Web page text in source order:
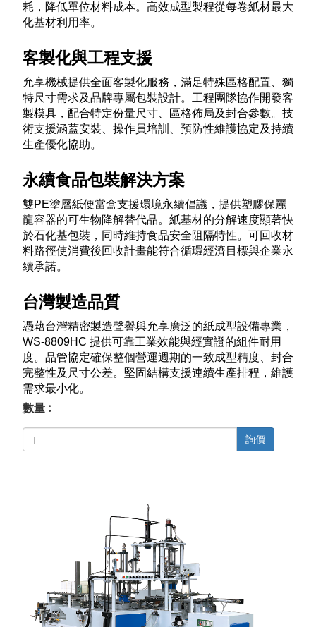
耗，降低單位材料成本。高效成型製程從每卷紙材最大
化基材利用率。​
客製化與工程支援
允享機械提供全面客製化服務，滿足特殊區格配置、獨
特尺寸需求及品牌專屬包裝設計。工程團隊協作開發客
製模具，配合特定份量尺寸、區格佈局及封合參數。技
術支援涵蓋安裝、操作員培訓、預防性維護協定及持續
生產優化協助。​
永續食品包裝解決方案
雙PE塗層紙便當盒支援環境永續倡議，提供塑膠保麗
龍容器的可生物降解替代品。紙基材的分解速度顯著快
於石化基包裝，同時維持食品安全阻隔特性。可回收材
料路徑使消費後回收計畫能符合循環經濟目標與企業永
續承諾。​
台灣製造品質
憑藉台灣精密製造聲譽與允享廣泛的紙成型設備專業，
WS-8809HC 提供可靠工業效能與經實證的組件耐用
度。品管協定確保整個營運週期的一致成型精度、封合
完整性及尺寸公差。堅固結構支援連續生產排程，維護
需求最小化。
數量 :
詢價